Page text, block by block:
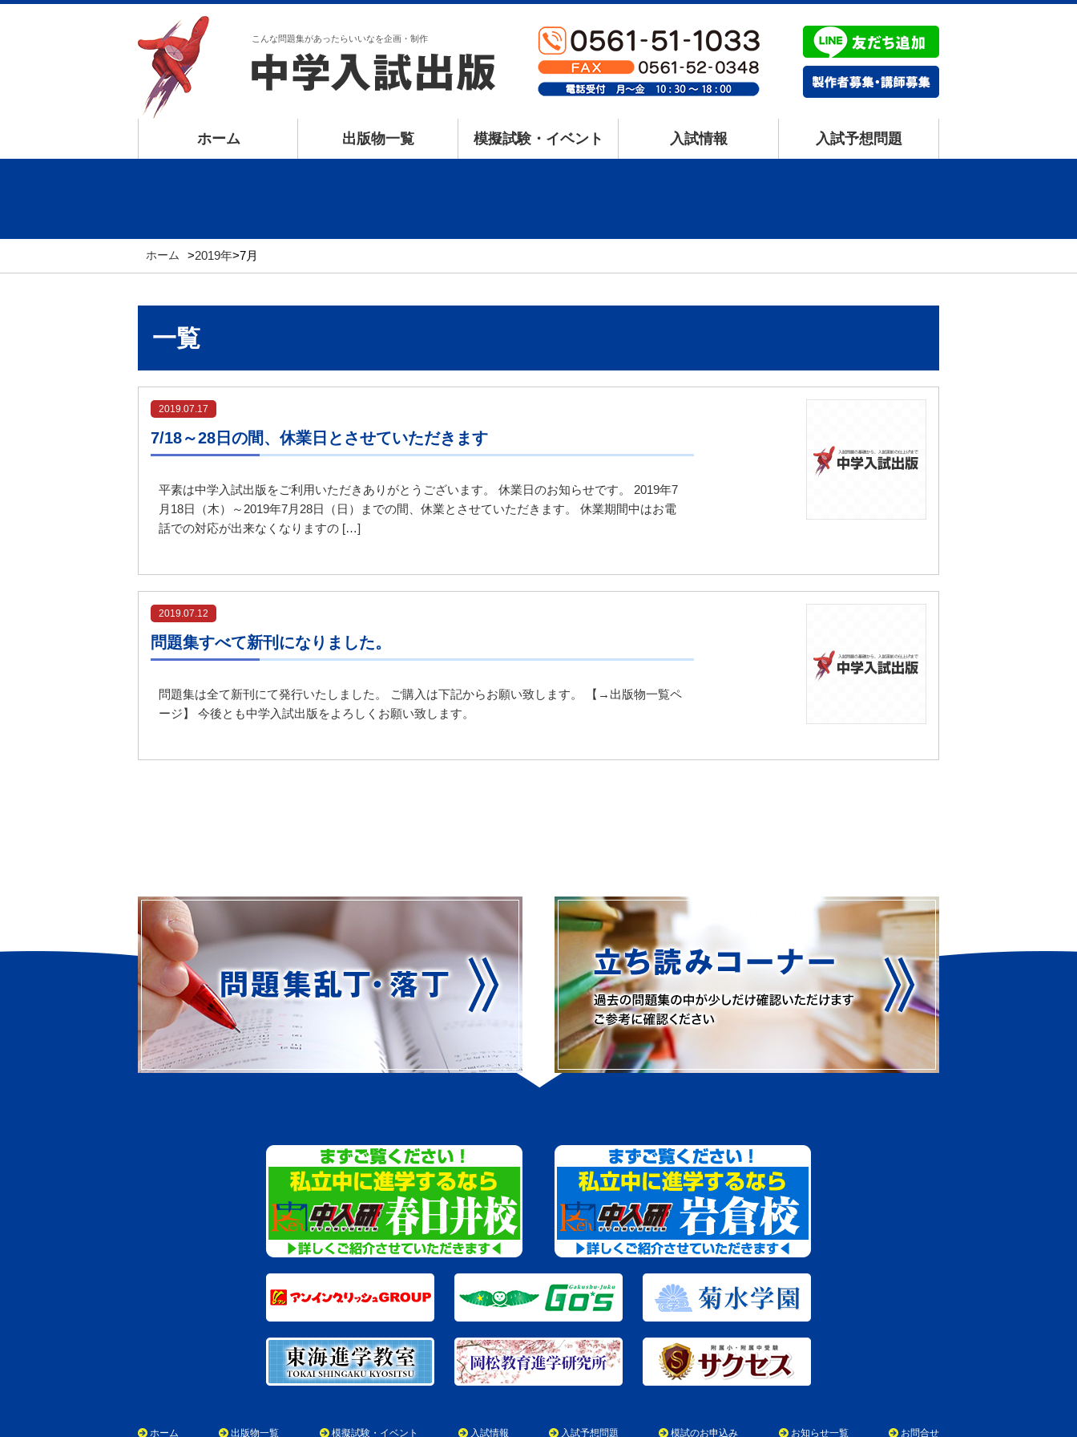
こんな問題集があったらいいなを企画・制作
ホーム 出版物一覧 模擬試験・イベント 入試情報 入試予想問題
ホーム >2019年>7月
一覧
2019.07.17
7/18～28日の間、休業日とさせていただきます
平素は中学入試出版をご利用いただきありがとうございます。 休業日のお知らせです。 2019年7
月18日（木）～2019年7月28日（日）までの間、休業とさせていただきます。 休業期間中はお電
話での対応が出来なくなりますの […]
2019.07.12
問題集すべて新刊になりました。
問題集は全て新刊にて発行いたしました。 ご購入は下記からお願い致します。 【→出版物一覧ペ
ージ】 今後とも中学入試出版をよろしくお願い致します。
ホーム 出版物一覧 模擬試験・イベント 入試情報 入試予想問題 模試のお申込み お知らせ一覧 お問合せ